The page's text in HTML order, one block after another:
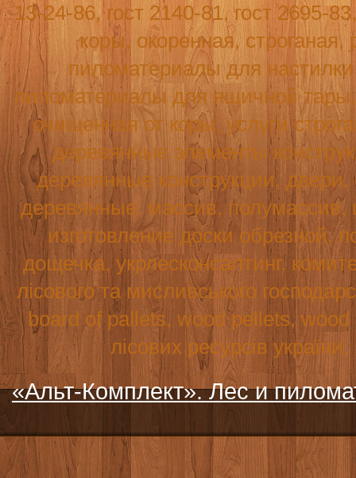
13-24-86, гост 2140-81, гост 2695-
коры, окоренная, строганая,
пиломатериалы для
пиломатериалы для ящичной
очищенная от коры, услуги
деревянные элементы
деревянные конструкции,
деревянные, массив,
изготовление доски обрезной,
дощечка, укрлесконсалтинг,
лісового та мисливського
board of pallets,wood pellets,wood
лісових ресурсів
«Альт-Комплект». Лес и